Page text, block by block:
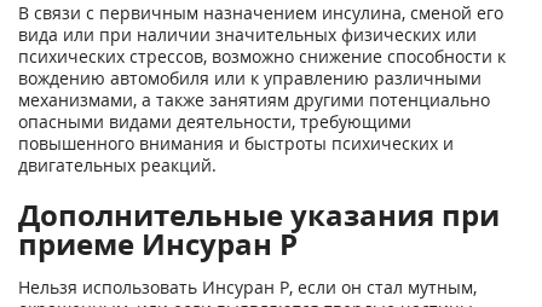
В связи с первичным назначением инсулина, сменой его
вида или при наличии значительных физических или
психических стрессов, возможно снижение способности к
вождению автомобиля или к управлению различными
механизмами, а также занятиям другими потенциально
опасными видами деятельности, требующими
повышенного внимания и быстроты психических и
двигательных реакций.
Дополнительные указания при
приеме Инсуран Р
Нельзя использовать Инсуран Р, если он стал мутным,